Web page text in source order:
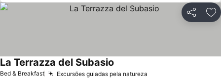
Partilhar
Bed & Breakfast Excursões guiadas pela natureza
La Terrazza del Subasio